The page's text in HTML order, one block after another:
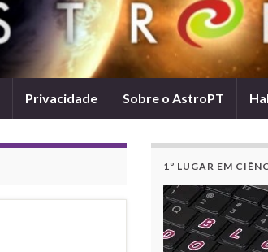
Privacidade Sobre o AstroPT
1º LUGAR EM